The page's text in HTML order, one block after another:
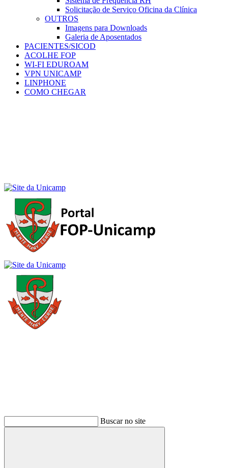
Solicitação de Serviço Oficina da Clínica
OUTROS
Imagens para Downloads
Galeria de Aposentados
PACIENTES/SICOD
ACOLHE FOP
WI-FI EDUROAM
VPN UNICAMP
LINPHONE
COMO CHEGAR
Buscar no site